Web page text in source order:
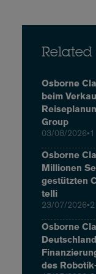
Related
Osborne
beim
Group
03/08/2026•
Osborne
Millionen
gestützten
telli
23/07/2026•
Osborne
des